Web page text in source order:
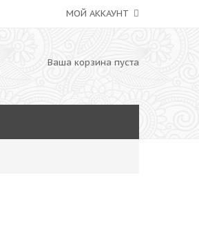
МОЙ АККАУНТ
Ваша корзина пуста